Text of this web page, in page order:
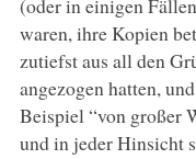
(oder in einigen
waren, ihre Kopien
zutiefst aus all den
angezogen hatten,
Beispiel “von großer
und in jeder Hinsicht